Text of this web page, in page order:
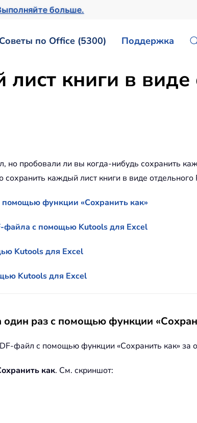
больше.
Советы по Office (5300) Поддержка
книги в виде
пробовали ли вы когда-нибудь сохранить
каждый лист книги в виде
помощью функции «Сохранить как»
файла с помощью Kutools для Excel
Kutools для Excel
Kutools для Excel
раз с помощью функции
файл с помощью функции «Сохранить как» за
как. См. скриншот: